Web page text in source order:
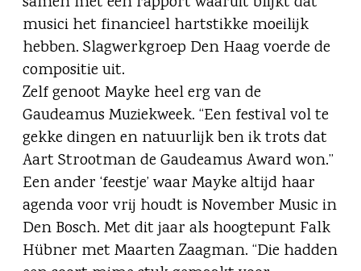
musici het financieel hartstikke moeilijk
hebben. Slagwerkgroep Den Haag voerde de
compositie uit.
Zelf genoot Mayke heel erg van de
Gaudeamus Muziekweek. “Een festival vol te
gekke dingen en natuurlijk ben ik trots dat
Aart Strootman de Gaudeamus Award won.”
Een ander ‘feestje’ waar Mayke altijd haar
agenda voor vrij houdt is November Music in
Den Bosch. Met dit jaar als hoogtepunt Falk
Hübner met Maarten Zaagman. “Die hadden